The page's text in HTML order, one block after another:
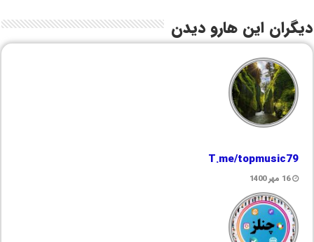
دیگران این هارو دیدن
T.me/topmusic79
16 مهر 1400